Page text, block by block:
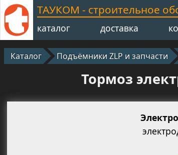
ТАУКОМ - строительное
каталог доставка
Каталог Подъёмники ZLP и запчасти
Тормоз